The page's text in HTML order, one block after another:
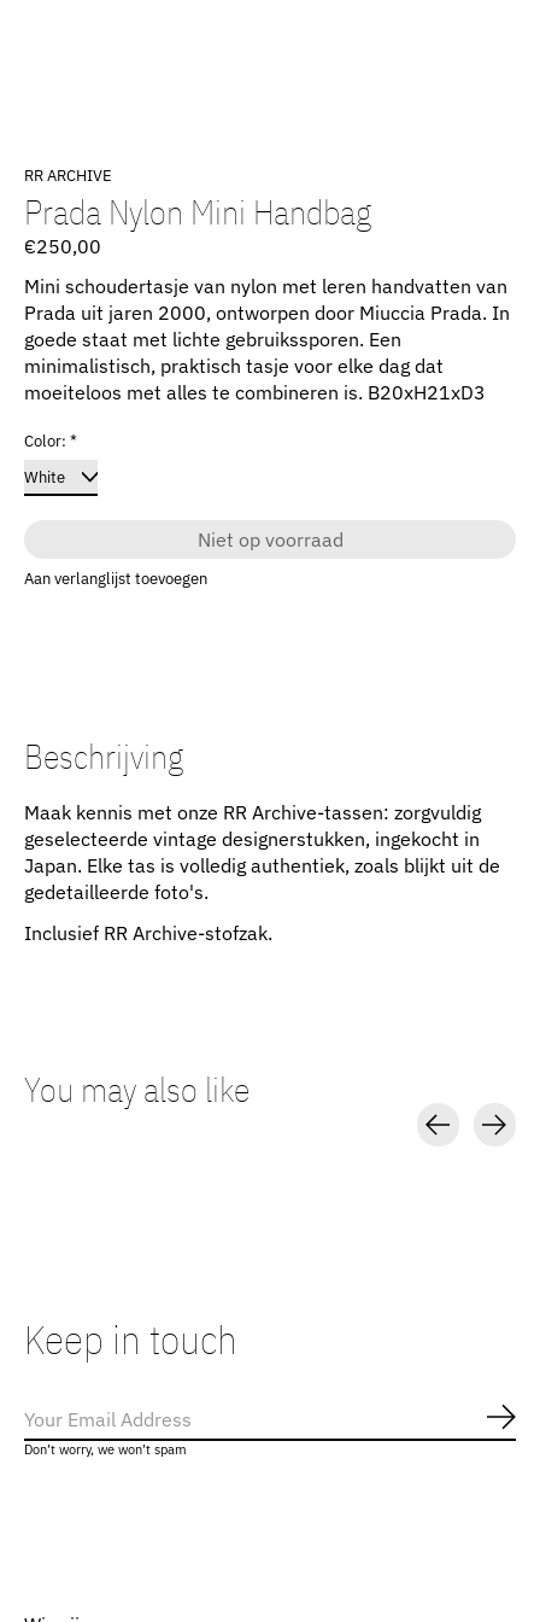
RR ARCHIVE
Prada Nylon Mini Handbag
€250,00
Mini schoudertasje van nylon met leren handvatten van
Prada uit jaren 2000, ontworpen door Miuccia Prada. In
goede staat met lichte gebruikssporen. Een
minimalistisch, praktisch tasje voor elke dag dat
moeiteloos met alles te combineren is. B20xH21xD3
Color: *
Niet op voorraad
Aan verlanglijst toevoegen
Beschrijving
Maak kennis met onze RR Archive-tassen: zorgvuldig
geselecteerde vintage designerstukken, ingekocht in
Japan. Elke tas is volledig authentiek, zoals blijkt uit de
gedetailleerde foto's.
Inclusief RR Archive-stofzak.
You may also like
Keep in touch
Don’t worry, we won’t spam